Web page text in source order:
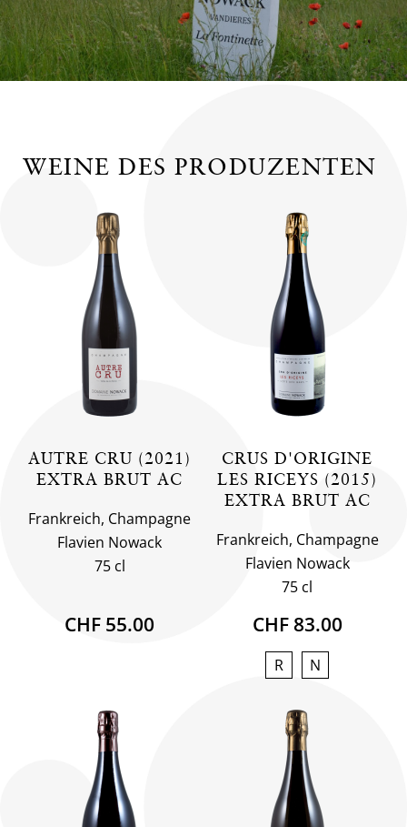
WEINE DES PRODUZENTEN
AUTRE CRU (2021)
EXTRA BRUT AC
Frankreich, Champagne
Flavien Nowack
75 cl
CHF 55.00
CRUS D'ORIGINE
LES RICEYS (2015)
EXTRA BRUT AC
Frankreich, Champagne
Flavien Nowack
75 cl
CHF 83.00
R N